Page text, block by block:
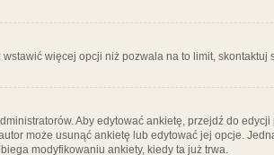
więcej opcji niż pozwala na to limit, skontaktuj
Aby edytować ankietę, przejdź do
może usunąć ankietę lub edytować jej opcje.
modyfikowaniu ankiety, kiedy ta już trwa.